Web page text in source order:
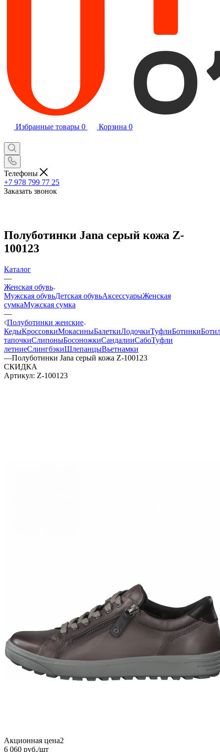
Избранные товары 0 Корзина 0
Телефоны
+7 978 799 77 25
Заказать звонок
Полуботинки Jana серый кожа Z-
100123
Каталог
—
Женская обувь
Мужская обувьДетская обувьАксессуарыЖенская
сумкаМужская сумка
—
Полуботинки женские
КедыКроссовкиМокасиныБалеткиЛодочкиТуфлиБотинки
тапочкиСлипоныБосоножкиСандалииСабоТуфли
летниеСлингбэкиШлепанцыВьетнамки
—Полуботинки Jana серый кожа Z-100123
СКИДКА
Артикул: Z-100123
Акционная цена2
6 060 руб./шт